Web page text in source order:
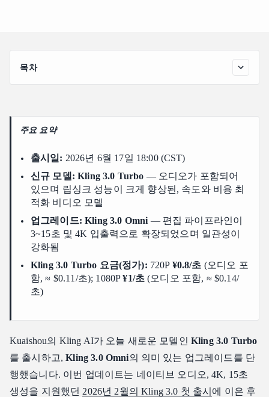
목차
6월 17일 변경 사항
진 편집
Kling 3.0 Turbo vs Omni 업그레이드: 선택 가이드
Kling 3.0 Turbo API 이용 방법
주요 요약
출시일: 2026년 6월 17일 18:00 (CST)
신규 모델: Kling 3.0 Turbo — 오디오가 포함되어
있으며 립싱크 성능이 크게 향상된, 속도와 비용 최
적화 비디오 모델
업그레이드: Kling 3.0 Omni — 편집 파이프라인이
3~15초 및 4K 입출력으로 확장되었으며 일관성이
강화됨
Kling 3.0 Turbo 요금(정가): 720P ¥0.8/초 (오디오 포
함, ≈ $0.11/초); 1080P¥1/초 (오디오 포함, ≈ $0.14/
초)
Kuaishou의 Kling AI가 오늘 새로운 모델인 Kling 3.0 Turbo
를 출시하고,Kling 3.0 Omni의 의미 있는 업그레이드를 단
행했습니다. 이번 업데이트는 네이티브 오디오, 4K, 15초
생성을 지원했던 2026년 2월의 Kling 3.0 첫 출시 에 이은 후